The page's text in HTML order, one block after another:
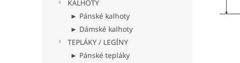
KALHOTY
► Pánské kalhoty
► Dámské kalhoty
TEPLÁKY / LEGÍNY
► Pánské tepláky